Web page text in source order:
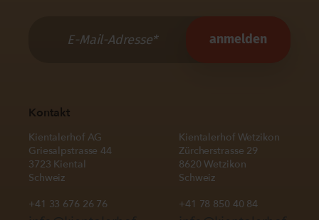
Kontakt
Kientalerhof AG
Griesalpstrasse 44
3723 Kiental
Schweiz
+41 33 676 26 76
Kientalerhof Wetzikon
Zürcherstrasse 29
8620 Wetzikon
Schweiz
+41 78 850 40 84